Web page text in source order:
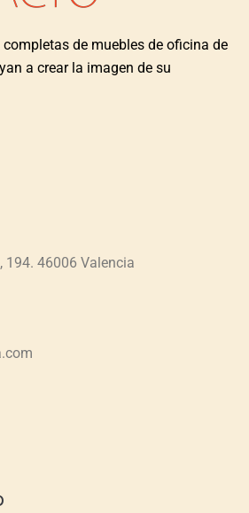
de muebles de oficina de
a crear la imagen de su
194. 46006 Valencia